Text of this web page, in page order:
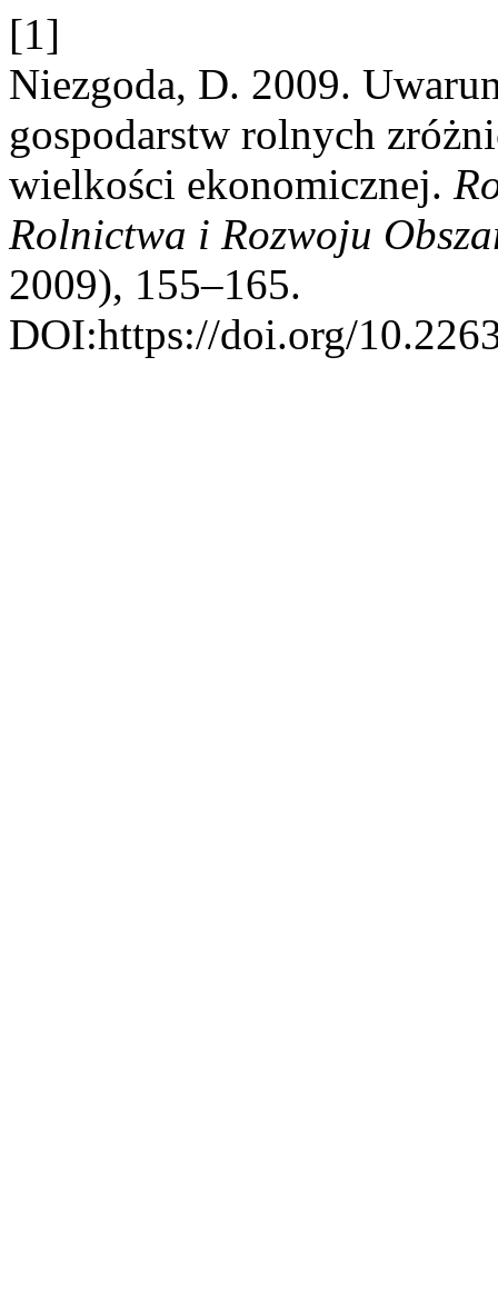
[1]
Niezgoda, D. 2009.
gospodarstw rolnych
wielkości ekonomicznej.
Rolnictwa i Rozwoju
2009), 155–165.
DOI:https://doi.org/